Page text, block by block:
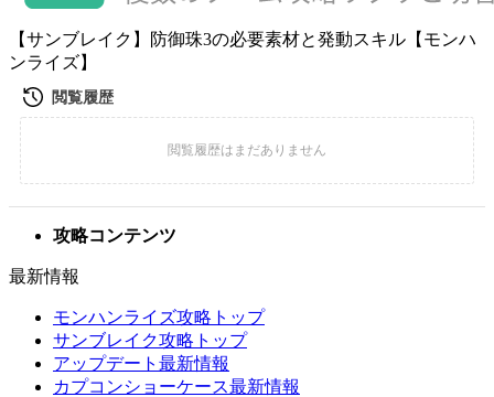
【サンブレイク】防御珠3の必要素材と発動スキル【モンハ
ンライズ】
攻略コンテンツ
最新情報
モンハンライズ攻略トップ
サンブレイク攻略トップ
アップデート最新情報
カプコンショーケース最新情報